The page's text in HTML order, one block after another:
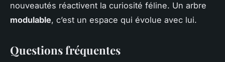
nouveautés réactivent la curiosité féline. Un arbre
modulable, c’est un espace qui évolue avec lui.
Questions fréquentes